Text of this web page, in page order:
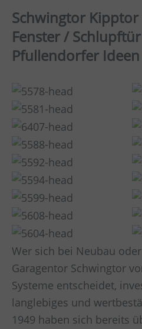
Schwingtor
Fenster / Schlupftür
Pfullendorfer
Wer sich bei Neubau
Garagentor Schwingtor
Systeme entscheidet,
langlebiges und
1949 haben sich bereits